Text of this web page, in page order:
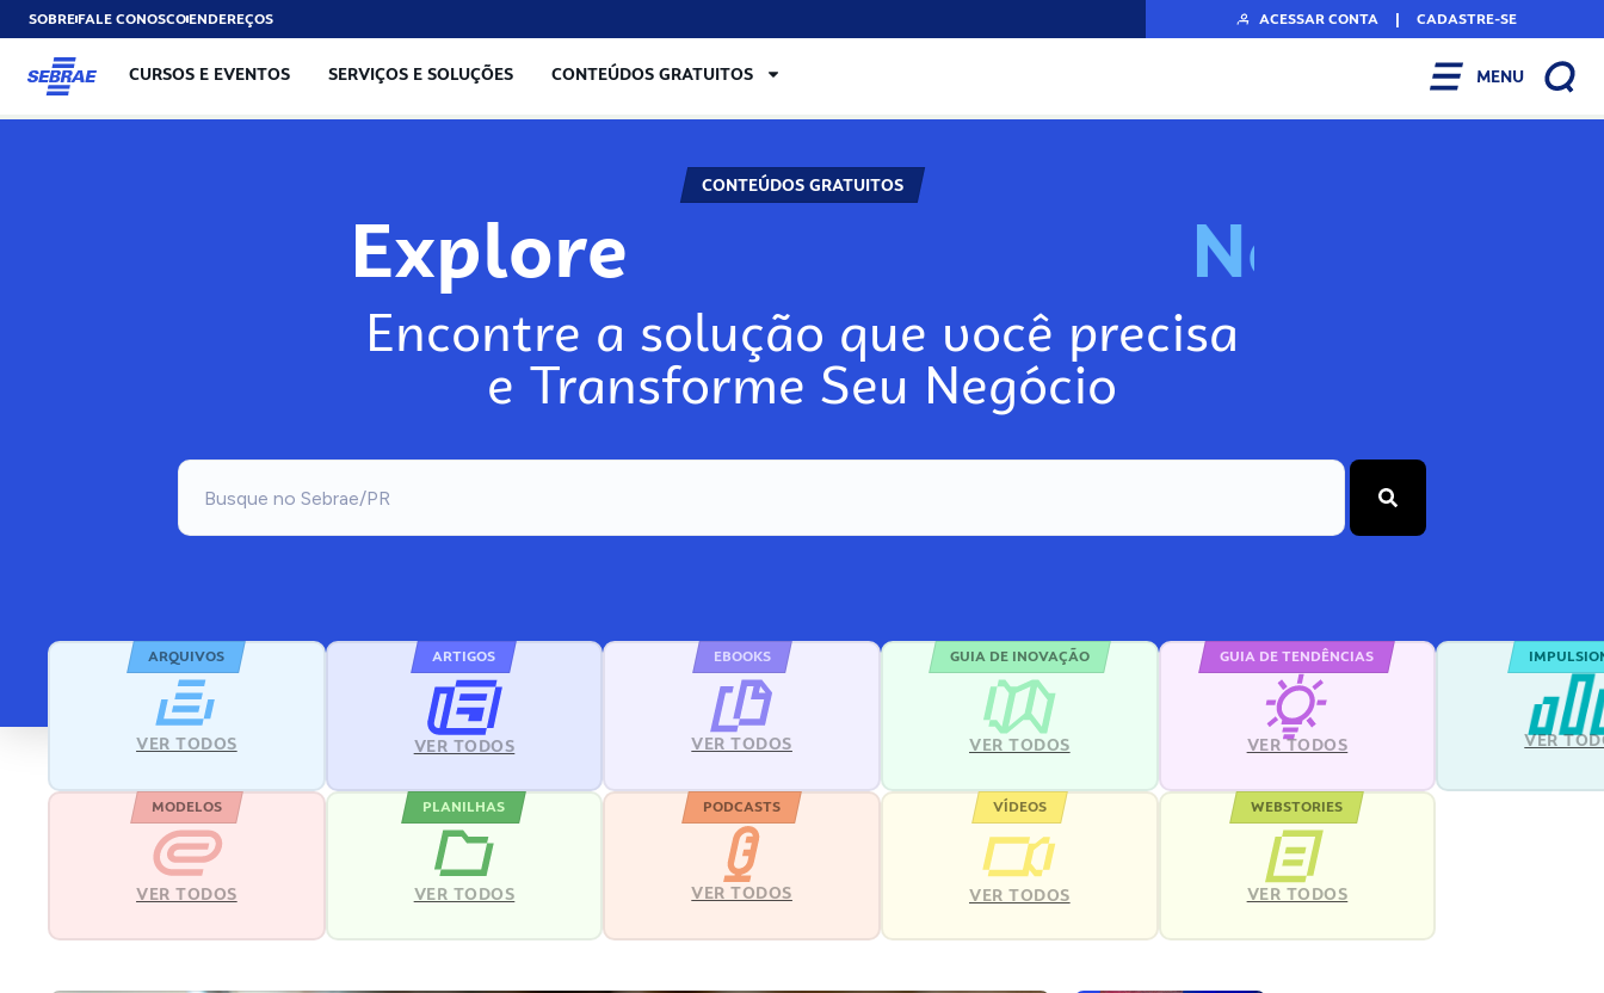
SOBREFALE CONOSCOENDEREÇOS ACESSAR CONTA | CADASTRE-SE
CURSOS E EVENTOS SERVIÇOS E SOLUÇÕES CONTEÚDOS GRATUITOS MENU
CONTEÚDOS GRATUITOS
Explore No
Encontre a solução que você precisa
e Transforme Seu Negócio
ARQUIVOS
VER TODOS
ARTIGOS
VER TODOS
EBOOKS
VER TODOS
GUIA DE INOVAÇÃO
VER TODOS
GUIA DE TENDÊNCIAS
VER TODOS VER
MODELOS
VER TODOS
PLANILHAS
VER TODOS
PODCASTS
VER TODOS
VÍDEOS
VER TODOS
WEBSTORIES
VER TODOS